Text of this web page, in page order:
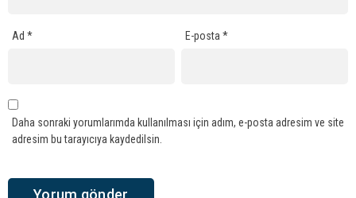
Ad * E-posta*
Daha sonraki yorumlarımda kullanılması için adım, e-posta adresim ve site
adresim bu tarayıcıya kaydedilsin.